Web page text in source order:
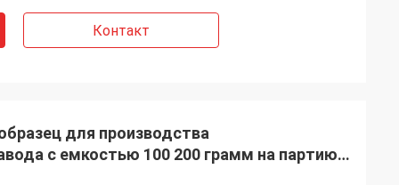
superb
We
quickly.
to future orders
Контакт
для производства
с емкостью 100 200 грамм на партию